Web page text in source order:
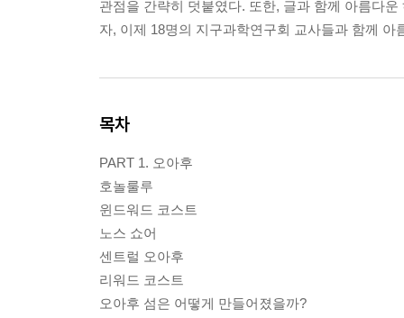
관점을 간략히 덧붙였다. 또한, 글과 함께 아름다
자, 이제 18명의 지구과학연구회 교사들과 함께 아
목차
PART 1. 오아후
호놀룰루
윈드워드 코스트
노스 쇼어
센트럴 오아후
리워드 코스트
오아후 섬은 어떻게 만들어졌을까?